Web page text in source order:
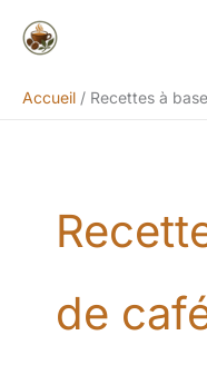
Accueil
Recettes à
de